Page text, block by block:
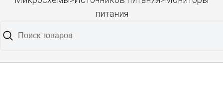
питания